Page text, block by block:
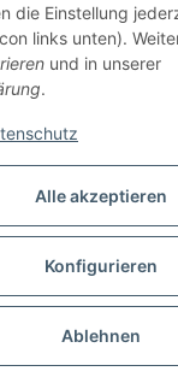
Vertrag widerrufen
USt., zzgl.Versand
die Einstellung
links unten).
und in unserer
.
Alle akzeptieren
Konfigurieren
Ablehnen